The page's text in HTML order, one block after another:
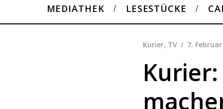
MEDIATHEK LESESTÜCKE
Kurier, TV 7.